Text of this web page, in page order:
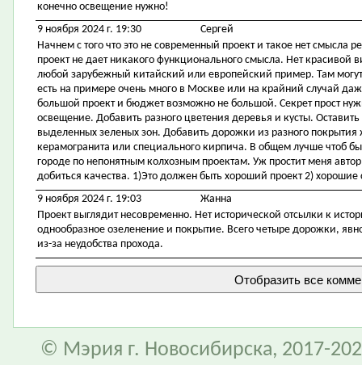
конечно освещение нужно!
9 ноября 2024 г. 19:30
Сергей
Начнем с того что это не современный проект и такое нет смысла
проект не дает никакого функционального смысла. Нет красивой
любой зарубежный китайский или европейский пример. Там
есть на примере очень много в Москве или на крайний случай
большой проект и бюджет возможно не большой. Секрет прост
освещение. Добавить разного цветения деревья и кусты.
выделенных зеленых зон. Добавить дорожки из разного покрытия
керамогранита или специального кирпича. В общем лучше чтоб
городе по непонятным колхозным проектам. Уж простит меня
добиться качества. 1)Это должен быть хороший проект 2) хорошие
9 ноября 2024 г. 19:03
Жанна
Проект выглядит несовременно. Нет исторической отсылки к
однообразное озеленение и покрытие. Всего четыре дорожки,
из-за неудобства прохода.
© Мэрия г. Новосибирска, 2017-